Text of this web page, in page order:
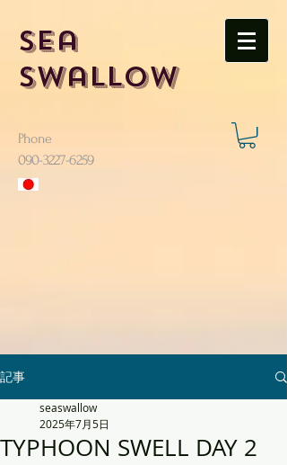
Sea
Swallow
Phone
​090-3227-6259
記事
TYPHOON SWELL DAY 2
seaswallow
2025年7月5日